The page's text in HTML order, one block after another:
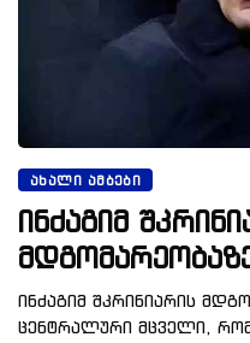
ᲐᲮᲐᲚᲘ ᲐᲛᲑᲔᲑᲘ
ინძაგიმ
ინძაგიმ შკრინიარის
ცენტრალური მცველი,